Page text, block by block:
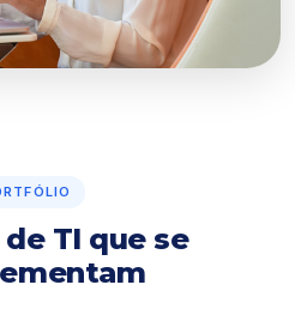
TI que se